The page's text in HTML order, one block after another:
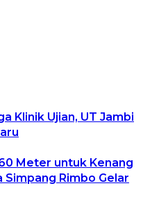
Klinik Ujian, UT Jambi
Meter untuk Kenang
Rimbo Gelar